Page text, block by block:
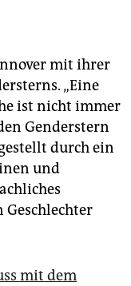
mit ihrer
„Eine
ist nicht immer
Genderstern
durch ein
und
mit dem